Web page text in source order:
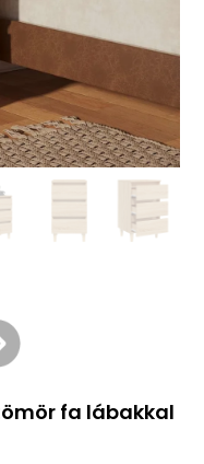
fa lábakkal